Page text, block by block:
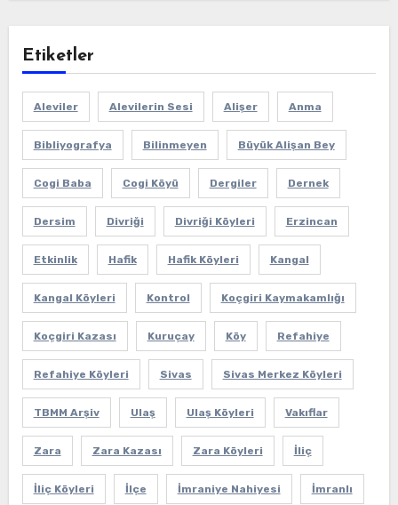
Etiketler
Aleviler Alevilerin Sesi Alişer Anma
Bibliyografya Bilinmeyen Büyük Alişan Bey
Cogi Baba Cogi Köyü Dergiler Dernek
Dersim Divriği Divriği Köyleri Erzincan
Etkinlik Hafik Hafik Köyleri Kangal
Kangal Köyleri Kontrol Koçgiri Kaymakamlığı
Koçgiri Kazası Kuruçay Köy Refahiye
Refahiye Köyleri Sivas Sivas Merkez Köyleri
TBMM Arşiv Ulaş Ulaş Köyleri Vakıflar
Zara Zara Kazası Zara Köyleri İliç
İliç Köyleri İlçe İmraniye Nahiyesi İmranlı